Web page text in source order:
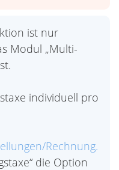
ist nur
Modul „Multi-
individuell pro
Rechnung.
die Option